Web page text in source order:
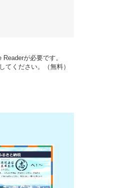
が必要です。
てください。（無料）